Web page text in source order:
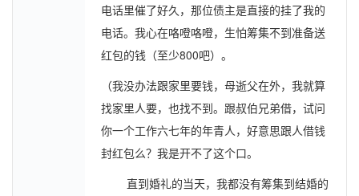
电话里催了好久，那位债主是直接的挂了我的
电话。我心在咯噔咯噔，生怕筹集不到准备送
红包的钱（至少800吧）。
（我没办法跟家里要钱，母逝父在外，我就算
找家里人要，也找不到。跟叔伯兄弟借，试问
你一个工作六七年的年青人，好意思跟人借钱
封红包么？我是开不了这个口。
直到婚礼的当天，我都没有筹集到结婚的